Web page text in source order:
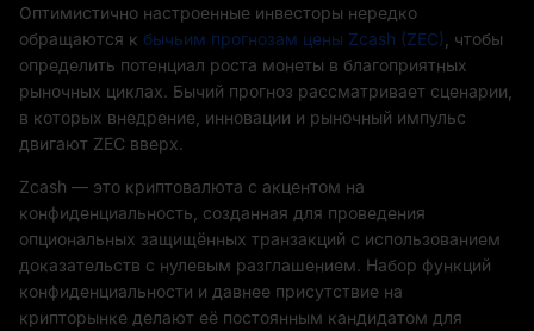
Оптимистично настроенные инвесторы нередко
обращаются к бычьим прогнозам цены Zcash (ZEC) , чтобы
определить потенциал роста монеты в благоприятных
рыночных циклах. Бычий прогноз рассматривает сценарии,
в которых внедрение, инновации и рыночный импульс
двигают ZEC вверх.
Zcash — это криптовалюта с акцентом на
конфиденциальность, созданная для проведения
опциональных защищённых транзакций с использованием
доказательств с нулевым разглашением. Набор функций
конфиденциальности и давнее присутствие на
крипторынке делают её постоянным кандидатом для